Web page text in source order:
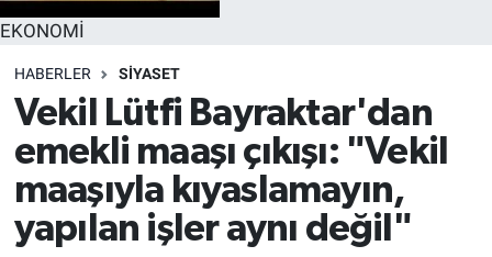
EKONOMİ
HABERLER SİYASET
Vekil Lütfi Bayraktar'dan
emekli maaşı çıkışı: "Vekil
maaşıyla kıyaslamayın,
yapılan işler aynı değil"